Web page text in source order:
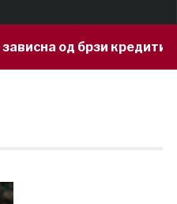
од брзи кредити –